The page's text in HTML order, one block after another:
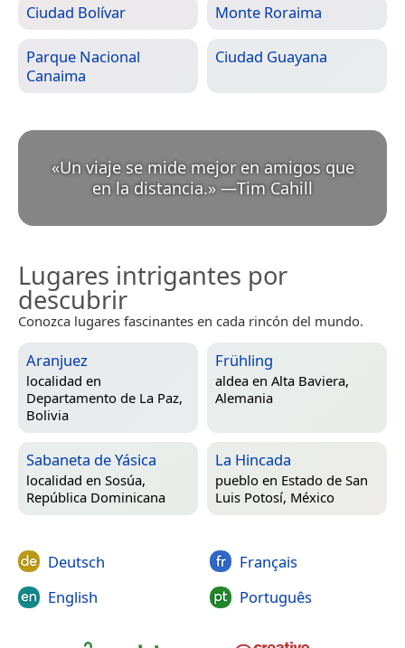
Ciudad Bolívar Monte Roraima
Parque Nacional
Canaima
Ciudad Guayana
«Un viaje se mide mejor en amigos que
en la distancia.» —Tim Cahill
Lugares intrigantes por
descubrir
Conozca lugares fascinantes en cada rincón del mundo.
Aranjuez
localidad en
Departamento de La Paz,
Bolivia
Frühling
aldea en Alta Baviera,
Alemania
Sabaneta de Yásica
localidad en Sosúa,
República Dominicana
La Hincada
pueblo en Estado de San
Luis Potosí, México
Deutsch
English
Français
Português